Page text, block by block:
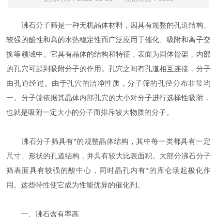
沸石分子筛是一种无机晶体材料，因具有规整的孔道结构、
较强的酸性和高的水热稳定性而广泛应用于催化、吸附和离子交
换等领域中。它具有晶体的结构和特征，表面为固体骨架，内部
的孔穴可起到吸附分子的作用。孔穴之间有孔道相互连接，分子
由孔道经过。由于孔穴的洁净性质，分子筛的孔径分布非常均
一。分子筛依据其晶体内部孔穴的大小对分子进行选择性吸附，
也就是吸附一定大小的分子而排斥较大物质的分子。
沸石分子筛具有*的规整晶体结构，其中每一类都具有一定
尺寸、形状的孔道结构，并具有较大比表面积。大部分沸石分子
筛表面具有较强的酸中心，同时晶孔内有*的库仑场起极化作
用。这些特性使它成为性能优异的催化剂。
一、沸石含有率高